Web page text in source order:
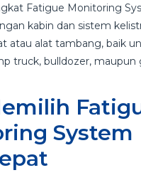
Fatigue Monitoring
kabin dan sistem
atau alat tambang, baik
truck, bulldozer, maupun
System